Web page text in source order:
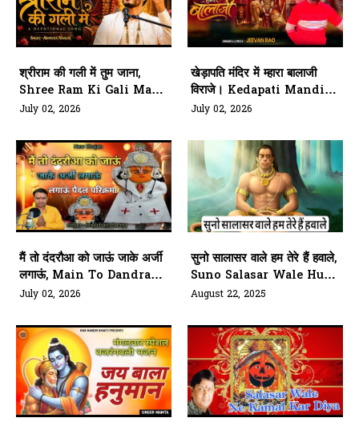
श्रीराम की गली में तुम जाना,
Shree Ram Ki Gali Main
Tum Jaana
July 02, 2026
खेड़ापति मंदिर में म्हारा बालाजी
विराजे। Kedapati Mandir
M Mahara Bala G Viraje
July 02, 2026
मैं तो दंदरौआ को जाऊं जाके अर्जी
लगाऊं, Main To Dandraua
Ko Jaaun
July 02, 2026
सुनो सालासर वाले हम तेरे हैं हवाले,
Suno Salasar Wale Hum
Tere Hawale
August 22, 2025